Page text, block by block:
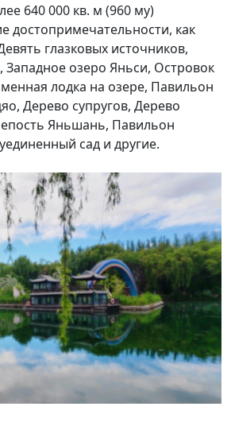
640 000 кв. м (960 му)
достопримечательности, как
глазковых источников,
Западное озеро Яньси, Островок
лодка на озере, Павильон
Дерево супругов, Дерево
Яньшань, Павильон
сад и другие.